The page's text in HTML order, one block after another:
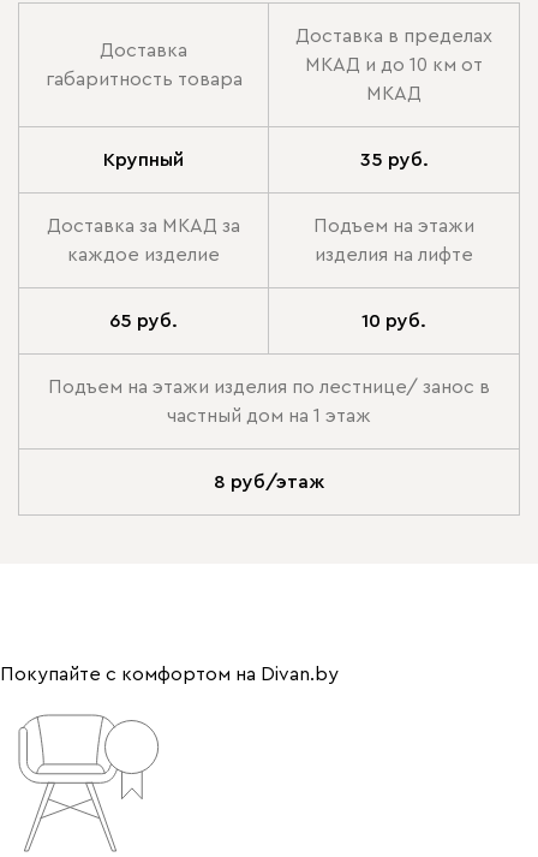
Доставка
габаритность товара
Доставка в пределах
МКАД и до 10 км от
МКАД
Крупный 35 руб.
Доставка за МКАД за
каждое изделие
Подъем на этажи
изделия на лифте
65 руб. 10 руб.
Подъем на этажи изделия по лестнице/ занос в
частный дом на 1 этаж
8 руб/этаж
Покупайте с комфортом на Divan.by